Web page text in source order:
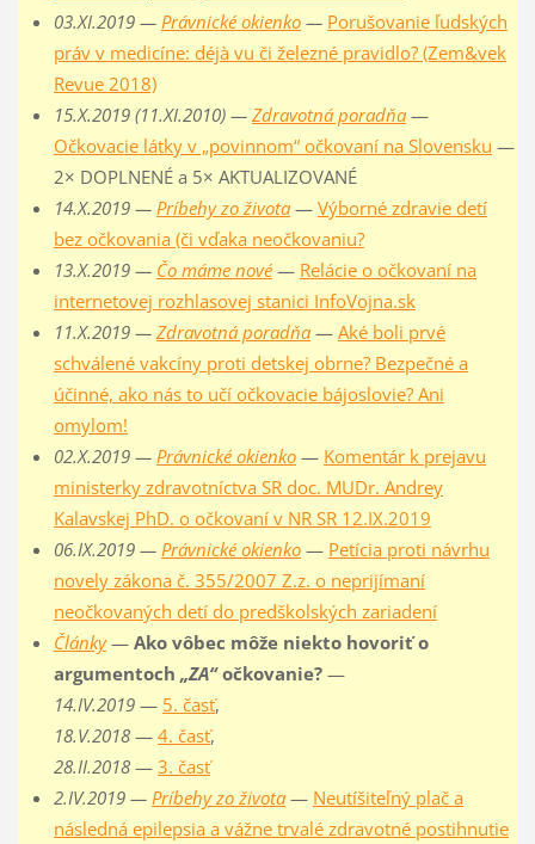
03.XI.2019 — Právnické okienko— Porušovanie ľudských
práv v medicíne: déjà vu či železné pravidlo? (Zem&vek
Revue 2018)
15.X.2019 (11.XI.2010) — Zdravotná poradňa—
Očkovacie látky v „povinnom“ očkovaní na Slovensku —
2× DOPLNENÉ a 5× AKTUALIZOVANÉ
14.X.2019 — Príbehy zo života— Výborné zdravie detí
bez očkovania (či vďaka neočkovaniu?
13.X.2019 — Čo máme nové— Relácie o očkovaní na
internetovej rozhlasovej stanici InfoVojna.sk
11.X.2019 — Zdravotná poradňa— Aké boli prvé
schválené vakcíny proti detskej obrne? Bezpečné a
účinné, ako nás to učí očkovacie bájoslovie? Ani
omylom!
02.X.2019 — Právnické okienko— Komentár k prejavu
ministerky zdravotníctva SR doc. MUDr. Andrey
Kalavskej PhD. o očkovaní v NR SR 12.IX.2019
06.IX.2019 — Právnické okienko— Petícia proti návrhu
novely zákona č. 355/2007 Z.z. o neprijímaní
neočkovaných detí do predškolských zariadení
Články— Ako vôbec môže niekto hovoriť o
argumentoch „ZA“očkovanie?—
14.IV.2019— 5. časť,
18.V.2018— 4. časť,
28.II.2018— 3. časť
2.IV.2019 — Príbehy zo života— Neutíšiteľný plač a
následná epilepsia a vážne trvalé zdravotné postihnutie